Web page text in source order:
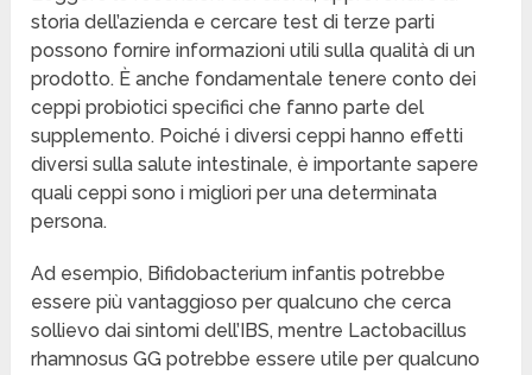
storia dell’azienda e cercare test di terze parti
possono fornire informazioni utili sulla qualità di un
prodotto. È anche fondamentale tenere conto dei
ceppi probiotici specifici che fanno parte del
supplemento. Poiché i diversi ceppi hanno effetti
diversi sulla salute intestinale, è importante sapere
quali ceppi sono i migliori per una determinata
persona.
Ad esempio, Bifidobacterium infantis potrebbe
essere più vantaggioso per qualcuno che cerca
sollievo dai sintomi dell’IBS, mentre Lactobacillus
rhamnosus GG potrebbe essere utile per qualcuno